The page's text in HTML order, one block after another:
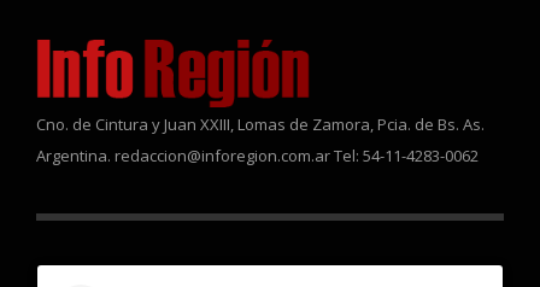
Cno. de Cintura y Juan XXIII, Lomas de Zamora, Pcia. de Bs. As.
Argentina. redaccion@inforegion.com.ar Tel: 54-11-4283-0062